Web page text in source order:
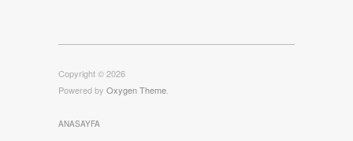
Copyright © 2026
Powered by Oxygen Theme
ANASAYFA